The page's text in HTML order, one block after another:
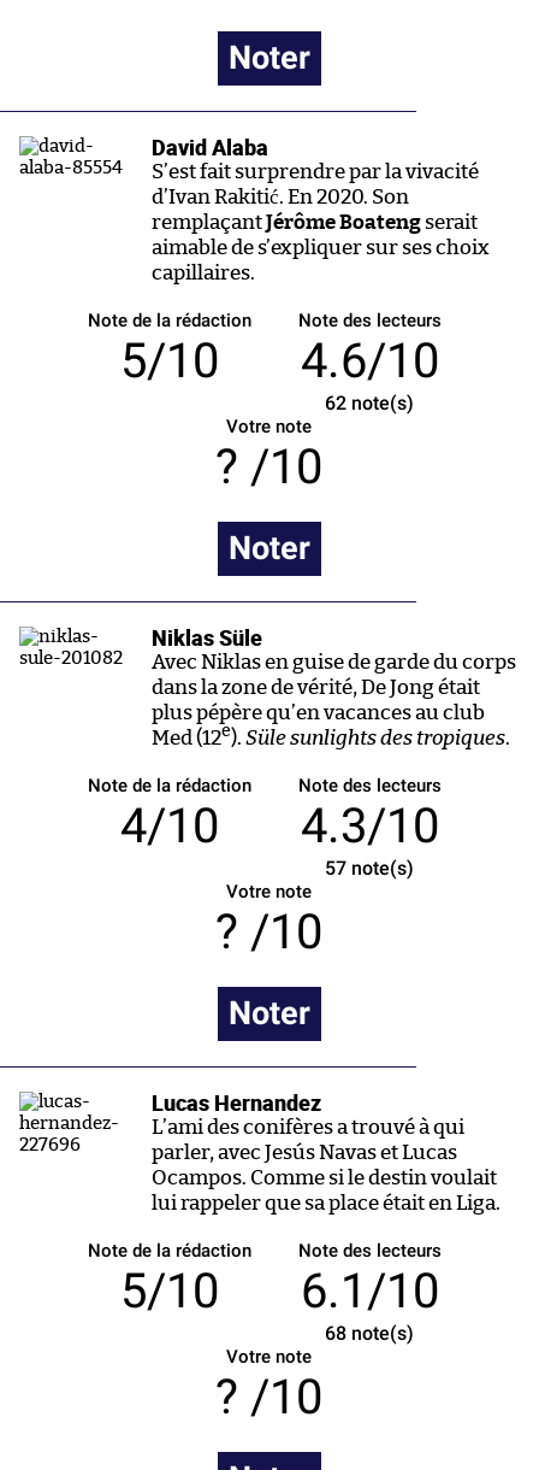
Noter
David Alaba
S’est fait surprendre par la vivacité
d’Ivan Rakitić. En 2020. Son
remplaçantJérôme Boateng serait
aimable de s’expliquer sur ses choix
capillaires.
Note de la rédaction
5/10
Note des lecteurs
4.6/10
62 note(s)
Votre note
/10
Noter
Niklas Süle
Avec Niklas en guise de garde du corps
dans la zone de vérité, De Jong était
plus pépère qu’en vacances au club
Med (12e). Süle sunlights des tropiques.
Note de la rédaction
4/10
Note des lecteurs
4.3/10
57 note(s)
Votre note
/10
Noter
Lucas Hernandez
L’ami des conifères a trouvé à qui
parler, avec Jesús Navas et Lucas
Ocampos. Comme si le destin voulait
lui rappeler que sa place était en Liga.
Note de la rédaction
5/10
Note des lecteurs
6.1/10
68 note(s)
Votre note
/10